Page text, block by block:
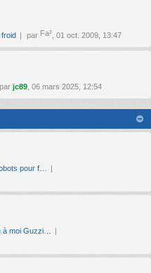
froid par Fa² , 01 oct. 2009, 13:47
par jc89 , 06 mars 2025, 12:54
pour f…
à moi Guzzi…